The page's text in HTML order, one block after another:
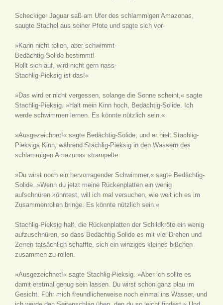
Scheckiger Jaguar saß am Ufer des schlammigen Amazonas,
saugte Stachel aus seiner Pfote und sagte sich vor-
»Kann nicht rollen, aber schwimmt-
Bedächtig-Solide bestimmt!
Rollt sich auf, wird nicht gern nass-
Stachlig-Pieksig ist das!«
»Das wird er nicht vergessen, solange die Sonne scheint,« sagte
Stachlig-Pieksig. »Halt mein Kinn hoch, Bedächtig-Solide. Ich
werde schwimmen lernen. Es könnte nützlich sein.«
»Ausgezeichnet!« sagte Bedächtig-Solide; und er hielt Stachlig-
Pieksigs Kinn, während Stachlig-Pieksig in den Wassern des
schlammigen Amazonas strampelte.
»Du wirst noch ein hervorragender Schwimmer,« sagte Bedächtig-
Solide. »Wenn du jetzt meine Rückenplatten ein wenig
aufschnüren könntest, will ich mal versuchen, wie weit ich es im
Zusammenrollen bringe. Es könnte nützlich sein.«
Stachlig-Pieksig half, die Rückenplatten der Schildkröte ein wenig
aufzuschnüren, so dass Bedächtig-Solide es mit viel Drehen und
Zerren tatsächlich schaffte, sich ein winziges kleines bißchen
zusammen zu rollen.
»Ausgezeichnet!« sagte Stachlig-Pieksig. »Aber ich sollte es
damit erstmal genug sein lassen. Du wirst schon ganz blau im
Gesicht. Führ mich freundlicherweise noch einmal ins Wasser, und